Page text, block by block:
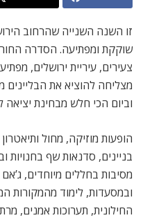
זו השנה השנייה שהרחוב
שוקקת ומפתיעה. הסדרה
צעירים, עיריית ירושלים,
מצליחה להוציא את
וביום הכי חלש מבחינת יציאה
הופעות מוזיקה, מחול
בניינים, סדנאות שף בחנויות
מסיבות בחללים מיוחדים,
ובמסעדות, לימוד מהמקורות
החילונית, תערוכות אמנים,